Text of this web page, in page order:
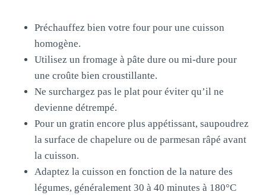
Préchauffez bien votre four pour une cuisson
homogène.
Utilisez un fromage à pâte dure ou mi-dure pour
une croûte bien croustillante.
Ne surchargez pas le plat pour éviter qu’il ne
devienne détrempé.
Pour un gratin encore plus appétissant, saupoudrez
la surface de chapelure ou de parmesan râpé avant
la cuisson.
Adaptez la cuisson en fonction de la nature des
légumes, généralement 30 à 40 minutes à 180°C